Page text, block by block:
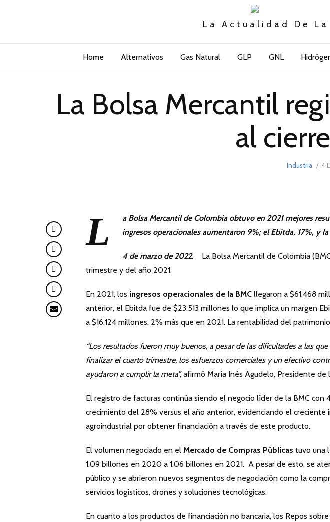
La Actualidad De
Home Alternativos Gas Natural GLP GNL
La Bolsa Mercantil
al
Industria 4
L
a Bolsa Mercantil de Colombia obtuvo en 2021 mejores
ingresos operacionales aumentaron 9%; el Ebitda, 17%, y
4 de marzo de 2022.
La Bolsa Mercantil de Colombia
trimestre y del año 2021.
En 2021, los ingresos operacionales de la BMC llegaron a $61.468
anterior, el Ebitda fue de $23.513 millones lo que implica un margen
a $16.124 millones, 2% más que en 2021. La rentabilidad del
“Los resultados fueron muy buenos, a pesar de las dificultades a las
finalizar el cuarto trimestre, los esfuerzos comerciales y un efectivo
ayudaron a cumplir la meta”,afirmó María Inés Agudelo, Presidente de
El registro de facturas continúa siendo el negocio líder de la BMC con
crecimiento del 28% versus el año anterior, evidenciando el creciente
agroindustrial por obtener financiación a través de este producto.
El volumen negociado en el Mercado de Compras Públicas tuvo una
1.09 billones en 2020 a 1.06 billones en 2021. A pesar de esto, se
público y se abrieron nuevos segmentos de negociación como la
servicios logísticos, drones y soluciones tecnológicas.
En cuanto a los productos de financiación no bancaria, los Repos